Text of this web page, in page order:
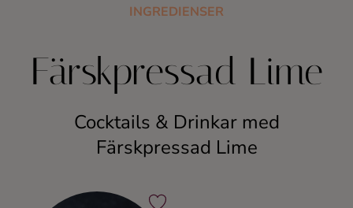
Alkoholfritt
Champagne
INGREDIENSER
Färskpressad Lime
Cocktails & Drinkar med
Färskpressad Lime